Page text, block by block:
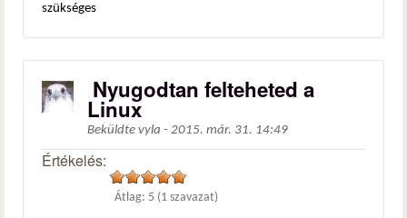
szükséges
Nyugodtan felteheted a
Linux
Beküldte vyla - 2015. már. 31. 14:49
Értékelés:
Átlag: 5 (1 szavazat)